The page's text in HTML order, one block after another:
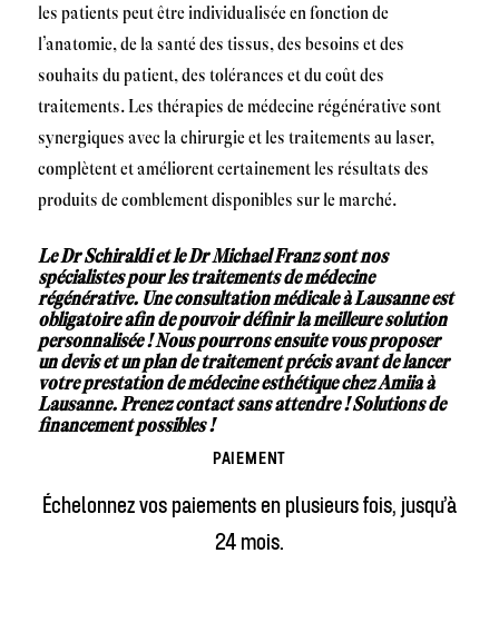
les patients peut être individualisée en fonction de
l’anatomie, de la santé des tissus, des besoins et des
souhaits du patient, des tolérances et du coût des
traitements. Les thérapies de médecine régénérative sont
synergiques avec la chirurgie et les traitements au laser,
complètent et améliorent certainement les résultats des
produits de comblement disponibles sur le marché.
Le DrSchiraldiet le Dr Michael Franz sont nos
spécialistes pour les traitements de médecine
régénérative. Une consultation médicale à Lausanne est
obligatoire afin de pouvoir définir la meilleure solution
personnalisée ! Nous pourrons ensuite vous proposer
un devis et un plan de traitement précis avant de lancer
votre prestation de médecine esthétique chezAmiiaà
Lausanne. Prenez contact sans attendre ! Solutions de
financement possibles !
PAIEMENT
Échelonnez vos paiements en plusieurs fois, jusqu’à
24 mois.